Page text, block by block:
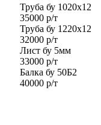
Труба бу 1020х12
35000 р/т
Труба бу 1220х12
32000 р/т
Лист бу 5мм
33000 р/т
Балка бу 50Б2
40000 р/т